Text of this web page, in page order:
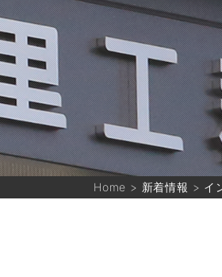
Home > 新着情報 > イ